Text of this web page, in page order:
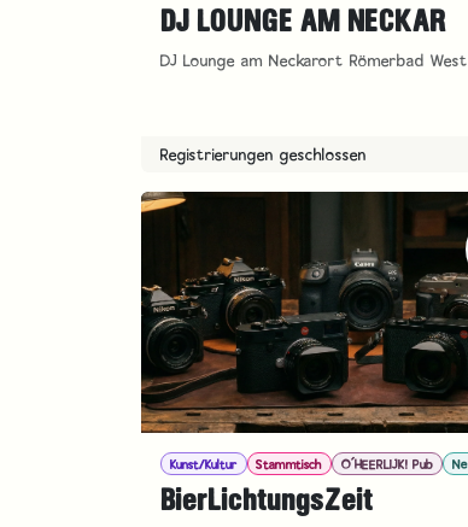
DJ LOUNGE AM NECKAR
DJ Lounge am Neckarort Römerbad West
Registrierungen geschlossen
Kunst/Kultur Stammtisch O´HEERLIJK! Pub
BierLichtungsZeit